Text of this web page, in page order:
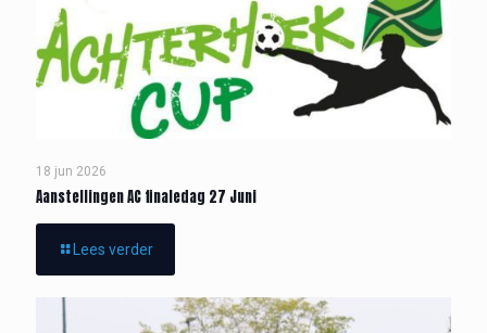
18 jun 2026
Aanstellingen AC finaledag 27 Juni
Lees verder